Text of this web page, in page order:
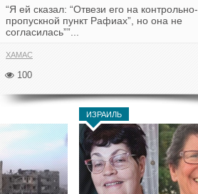
“Я ей сказал: “Отвези его на контрольно-
пропускной пункт Рафиах”, но она не
согласилась””...
ХАМАС
100
ИЗРАИЛЬ